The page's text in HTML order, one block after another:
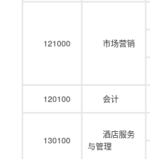
121000 市场营销
120100 会计
130100
酒店服务
与管理